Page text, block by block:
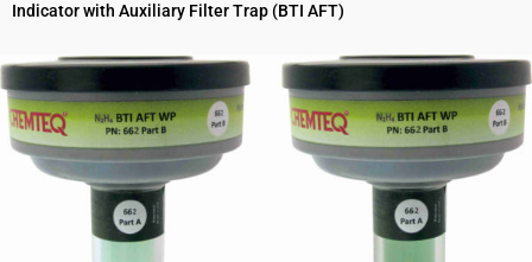
Indicator with Auxiliary Filter Trap (BTI AFT)